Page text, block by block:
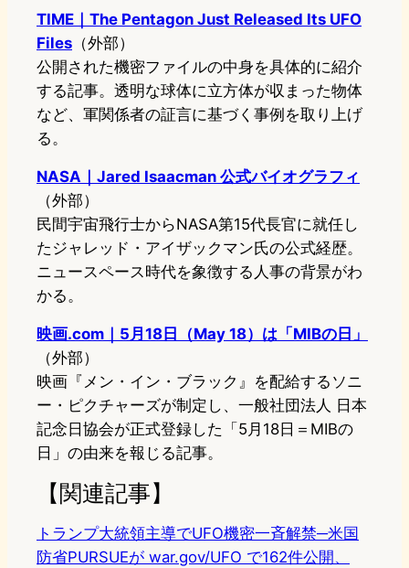
TIME｜The Pentagon Just Released Its UFO
Files （外部）
公開された機密ファイルの中身を具体的に紹介
する記事。透明な球体に立方体が収まった物体
など、軍関係者の証言に基づく事例を取り上げ
る。
NASA｜Jared Isaacman 公式バイオグラフィ
（外部）
民間宇宙飛行士からNASA第15代長官に就任し
たジャレッド・アイザックマン氏の公式経歴。
ニュースペース時代を象徴する人事の背景がわ
かる。
映画.com｜5月18日（May 18）は「MIBの日」
（外部）
映画『メン・イン・ブラック』を配給するソニ
ー・ピクチャーズが制定し、一般社団法人 日本
記念日協会が正式登録した「5月18日＝MIBの
日」の由来を報じる記事。
【関連記事】
トランプ大統領主導でUFO機密一斉解禁─米国
防省PURSUEが war.gov/UFO で162件公開、